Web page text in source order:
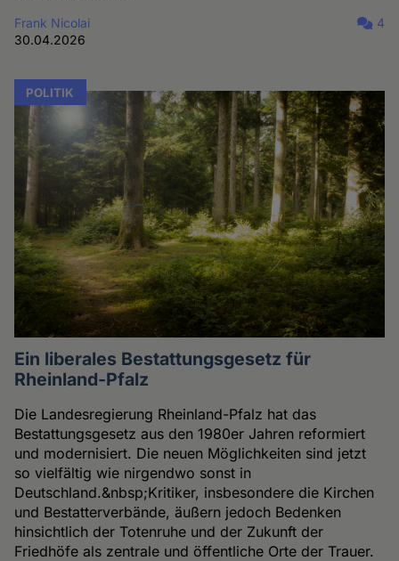
Frank Nicolai
30.04.2026
4
POLITIK
Ein liberales Bestattungsgesetz für
Rheinland-Pfalz
Die Landesregierung Rheinland-Pfalz hat das
Bestattungsgesetz aus den 1980er Jahren reformiert
und modernisiert. Die neuen Möglichkeiten sind jetzt
so vielfältig wie nirgendwo sonst in
Deutschland.&nbsp;Kritiker, insbesondere die Kirchen
und Bestatterverbände, äußern jedoch Bedenken
hinsichtlich der Totenruhe und der Zukunft der
Friedhöfe als zentrale und öffentliche Orte der Trauer.